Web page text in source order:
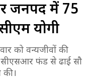
जनपद में 75
योगी
को वन्यजीवों की
सीएसआर फंड से ढाई सौ
की।